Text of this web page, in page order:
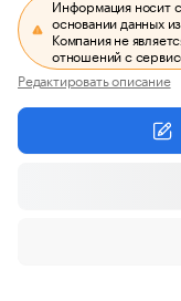
Информация носит
основании данных
Компания не
отношений с
Редактировать описание